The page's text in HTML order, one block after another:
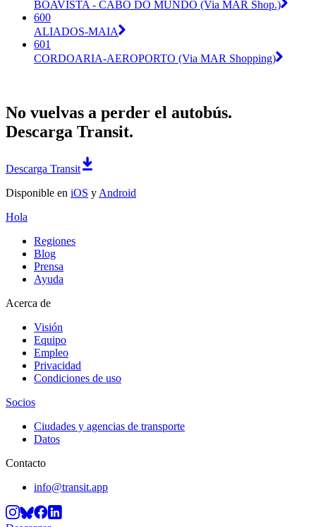
BOAVISTA - CABO DO MUNDO (Via MAR Shop.)
600
ALIADOS-MAIA
601
CORDOARIA-AEROPORTO (Via MAR Shopping)
No vuelvas a perder el autobús.
Descarga Transit.
Descarga Transit
Disponible en iOS y Android
Hola
Regiones
Blog
Prensa
Ayuda
Acerca de
Visión
Equipo
Empleo
Privacidad
Condiciones de uso
Socios
Ciudades y agencias de transporte
Datos
Contacto
info@transit.app